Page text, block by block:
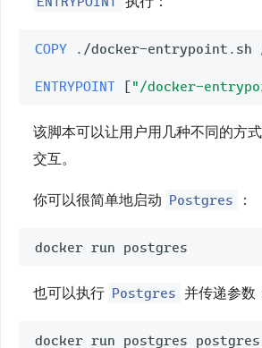
COPY ./docker-entrypoint.sh
ENTRYPOINT ["/docker-
该脚本可以让用户用几种不同的方
交互。
你可以很简单地启动 Postgres ：
也可以执行 Postgres 并传递参数